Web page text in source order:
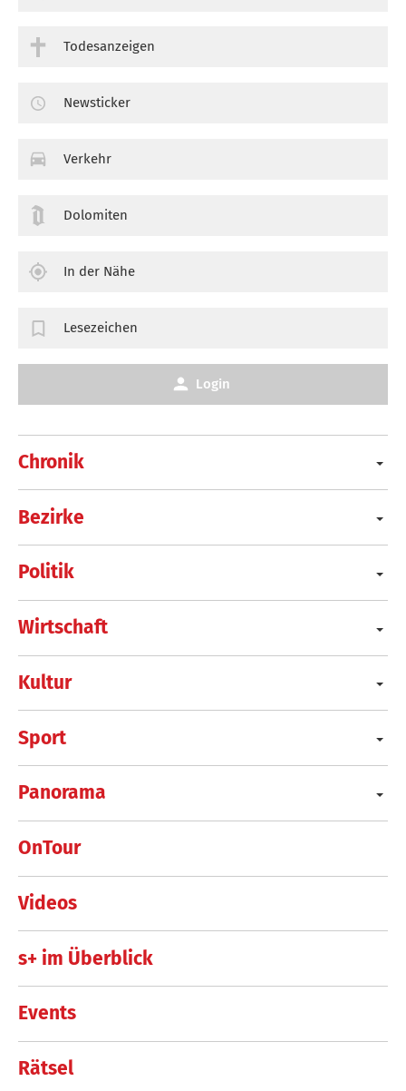
Chronik
Bezirke
Politik
Wirtschaft
Kultur
Sport
Panorama
OnTour
Videos
s+ im Überblick
Events
Rätsel
Todesanzeigen
Newsticker
Verkehr
Dolomiten
In der Nähe
Lesezeichen
Login